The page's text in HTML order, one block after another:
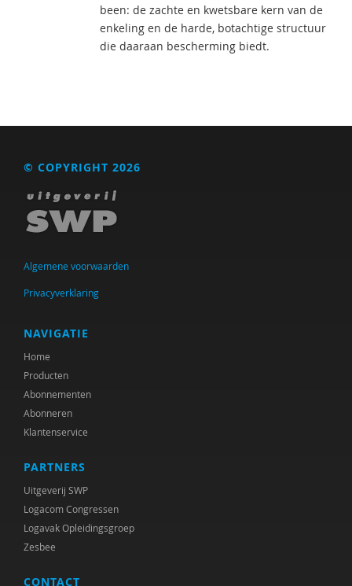
been: de zachte en kwetsbare kern van de
enkeling en de harde, botachtige structuur
die daaraan bescherming biedt.
© COPYRIGHT 2026
Algemene voorwaarden
Privacyverklaring
NAVIGATIE
Home
Producten
Abonnementen
Abonneren
Klantenservice
PARTNERS
Uitgeverij SWP
Logacom Congressen
Logavak Opleidingsgroep
Zesbee
CONTACT